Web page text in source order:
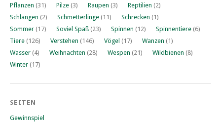
Pflanzen (31) Pilze (3) Raupen (3) Reptilien (2)
Schlangen (2) Schmetterlinge (11) Schrecken (1)
Sommer (17) Soviel Spaß (23) Spinnen (12) Spinnentiere (6)
Tiere (126) Verstehen (146) Vögel (17) Wanzen (1)
Wasser (4) Weihnachten (28) Wespen (21) Wildbienen (8)
Winter (17)
SEITEN
Gewinnspiel